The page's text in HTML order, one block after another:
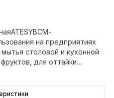
на предприятиях
столовой и кухонной
для оттайки
и пр.
стали маркиAISI 304.